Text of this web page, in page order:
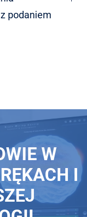
podaniem
W
I